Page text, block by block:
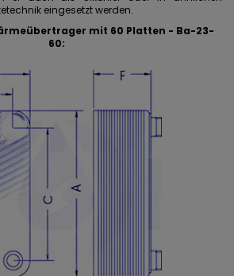
eingesetzt werden.
mit 60 Platten - Ba-23-
60: